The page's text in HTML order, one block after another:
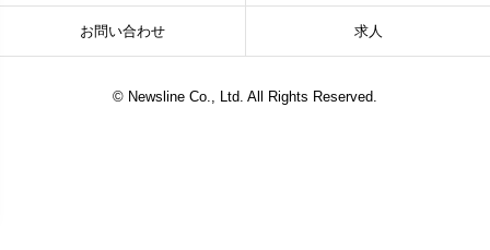
お問い合わせ 求人
© Newsline Co., Ltd. All Rights Reserved.